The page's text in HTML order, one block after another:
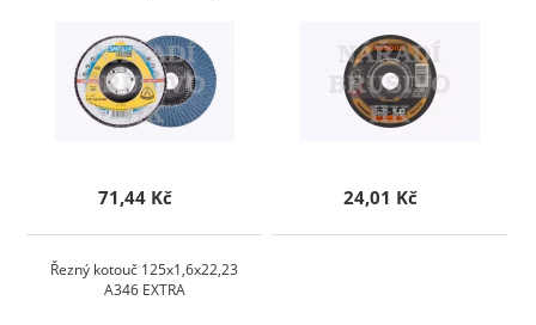
71,44 Kč 24,01 Kč
Řezný kotouč 125x1,6x22,23
A346 EXTRA